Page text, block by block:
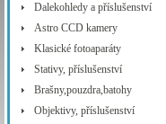
Dalekohledy a příslušenství
Astro CCD kamery
Klasické fotoaparáty
Stativy, příslušenství
Brašny,pouzdra,batohy
Objektivy, příslušenství